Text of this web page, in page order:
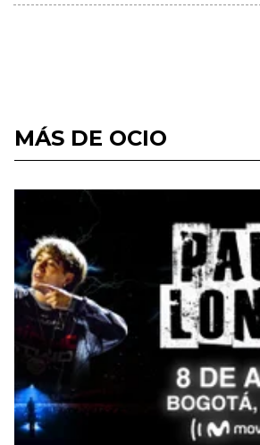
MÁS DE OCIO